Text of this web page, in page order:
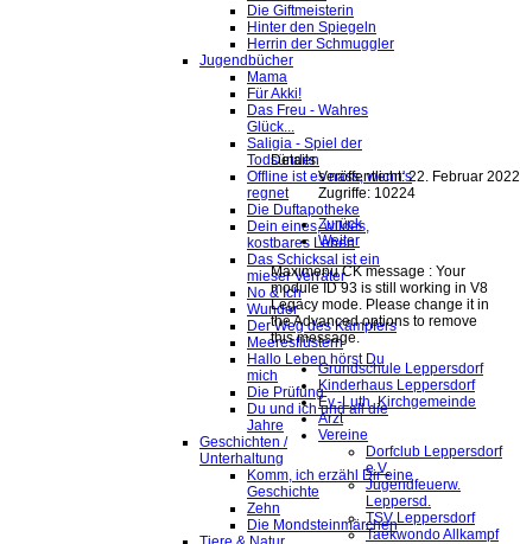
Die Giftmeisterin
Hinter den Spiegeln
Herrin der Schmuggler
Jugendbücher
Mama
Für Akki!
Das Freu - Wahres
Glück...
Saligia - Spiel der
Todsünden
Offline ist es nass, wenn's
regnet
Die Duftapotheke
Dein eines, wildes,
kostbares Leben
Das Schicksal ist ein
mieser Verräter
No & Ich
Wunder
Der Weg des Kämpfers
Meeresflüstern
Hallo Leben hörst Du
mich
Die Prüfung
Du und ich und all die
Jahre
Geschichten /
Unterhaltung
Komm, ich erzähl Dir eine
Geschichte
Zehn
Die Mondsteinmärchen
Details
Veröffentlicht: 22. Februar 2022
Zugriffe: 10224
Zurück
Weiter
Maximenu CK message : Your
module ID 93 is still working in V8
Legacy mode. Please change it in
the Advanced options to remove
this message.
Grundschule Leppersdorf
Kinderhaus Leppersdorf
Ev.-Luth. Kirchgemeinde
Arzt
Vereine
Dorfclub Leppersdorf
e.V.
Jugendfeuerw.
Leppersd.
TSV Leppersdorf
Taekwondo Allkampf